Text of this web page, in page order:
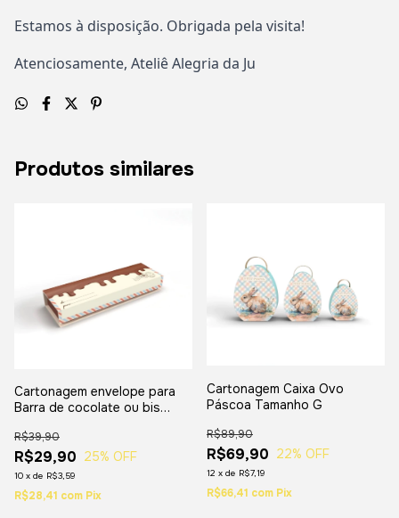
Estamos à disposição. Obrigada pela visita!
Atenciosamente, Ateliê Alegria da Ju
Produtos similares
Cartonagem envelope para
Barra de cocolate ou bis
R$29,90
R$39,90
25% OFF
10 x de R$3,59
R$28,41 com Pix
Cartonagem Caixa Ovo
Páscoa Tamanho G
R$69,90
R$89,90
22% OFF
12 x de R$7,19
R$66,41 com Pix